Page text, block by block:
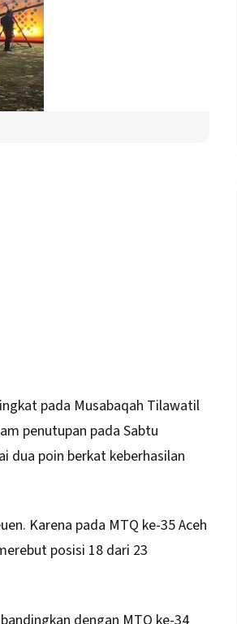
pada Musabaqah Tilawatil
penutupan pada Sabtu
dua poin berkat keberhasilan
Karena pada MTQ ke-35 Aceh
posisi 18 dari 23